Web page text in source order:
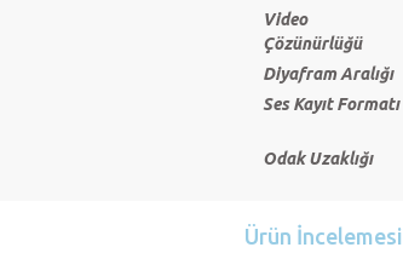
Video
Çözünürlüğü
Diyafram Aralığı
Ses Kayıt Formatı
Odak Uzaklığı
Ürün İncelemesi